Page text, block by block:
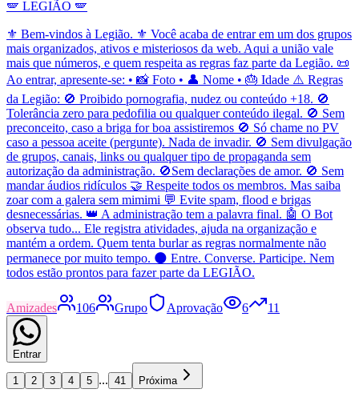
🪽 LEGIÃO 🪽
⚜️ Bem-vindos à Legião. ⚜️ Você acaba de entrar em um dos grupos
mais organizados, ativos e misteriosos da web. Aqui a união vale
mais que números, e quem respeita as regras faz parte da Legião. 📜
Ao entrar, apresente-se: • 📸 Foto • 👤 Nome • 🎂 Idade ⚠️ Regras
da Legião: 🚫 Proibido pornografia, nudez ou conteúdo +18. 🚫
Tolerância zero para pedofilia ou qualquer conteúdo ilegal. 🚫 Sem
preconceito, caso a briga for boa assistiremos 🚫 Só chame no PV
caso a pessoa aceite (pergunte). Nada de invadir. 🚫 Sem divulgação
de grupos, canais, links ou qualquer tipo de propaganda sem
autorização da administração. 🚫Sem declarações de amor. 🚫 Sem
mandar áudios ridículos 🤝 Respeite todos os membros. Mas saiba
zoar com a galera sem mimimi 💬 Evite spam, flood e brigas
desnecessárias. 👑 A administração tem a palavra final. 🤖 O Bot
observa tudo... Ele registra atividades, ajuda na organização e
mantém a ordem. Quem tenta burlar as regras normalmente não
permanece por muito tempo. 🌑 Entre. Converse. Participe. Nem
todos estão prontos para fazer parte da LEGIÃO.
Amizades 106 Grupo Aprovação 6 11
Entrar
1 2 3 4 5 ... 41 Próxima